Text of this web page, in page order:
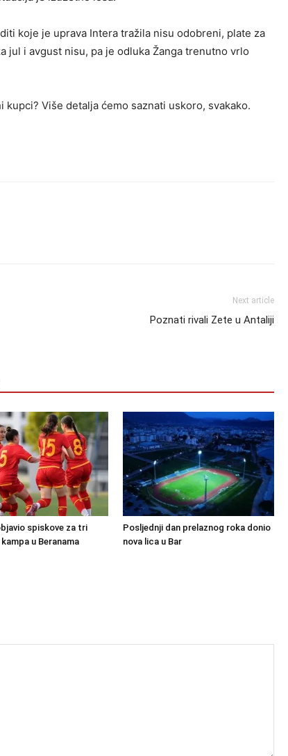
koje je uprava Intera tražila nisu odobreni, plate za
jul i avgust nisu, pa je odluka Žanga trenutno vrlo
Više detalja ćemo saznati uskoro, svakako.
Next article
Poznati rivali Zete u Antaliji
spiskove za tri
u Beranama
Posljednji dan prelaznog roka donio
nova lica u Bar